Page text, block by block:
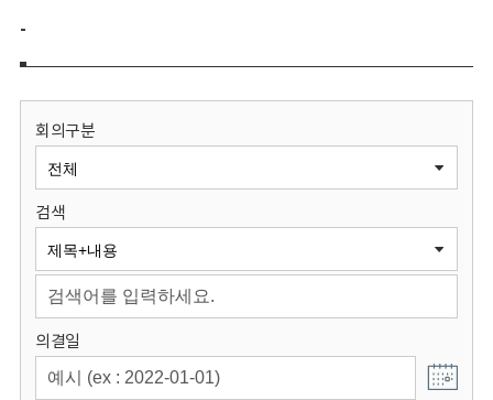
보
원
회
-
회의구분
검색
의결일